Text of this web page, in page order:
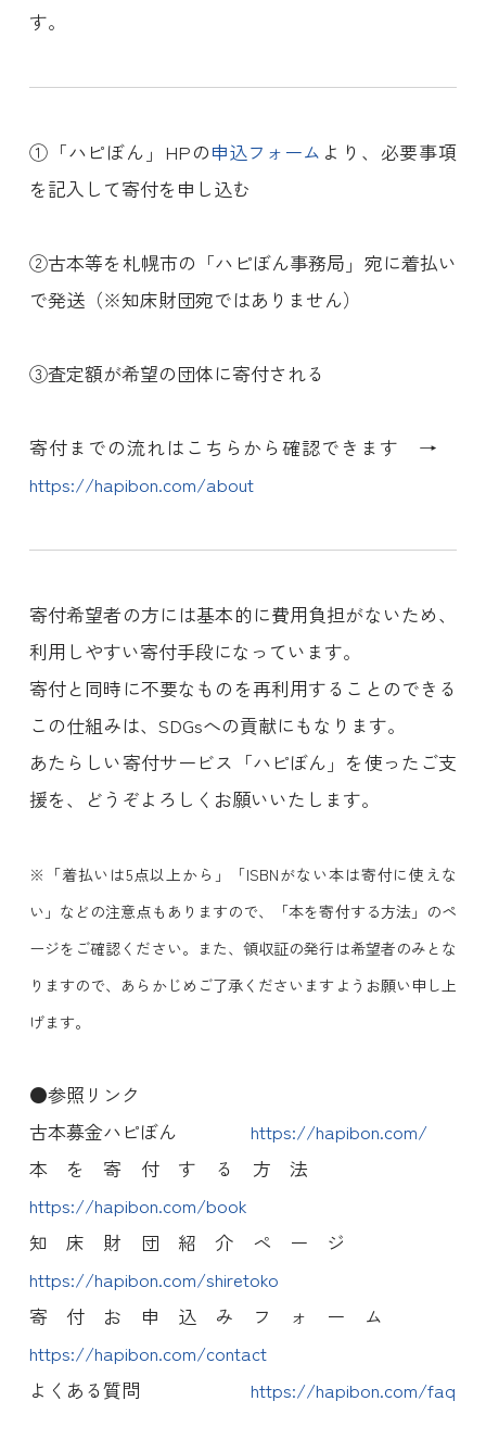
す。
①「ハピぼん」HPの申込フォーム より、必要事項
を記入して寄付を申し込む
②古本等を札幌市の「ハピぼん事務局」宛に着払い
で発送（※知床財団宛ではありません）
③査定額が希望の団体に寄付される
寄付までの流れはこちらから確認できます →
https://hapibon.com/about
寄付希望者の方には基本的に費用負担がないため、
利用しやすい寄付手段になっています。
寄付と同時に不要なものを再利用することのできる
この仕組みは、SDGsへの貢献にもなります。
あたらしい寄付サービス「ハピぼん」を使ったご支
援を、どうぞよろしくお願いいたします。
※「着払いは5点以上から」「ISBNがない本は寄付に使えな
い」などの注意点もありますので、「本を寄付する方法」のペ
ージをご確認ください。また、領収証の発行は希望者のみとな
りますので、あらかじめご了承くださいますようお願い申し上
げます。
●参照リンク
古本募金ハピぼん https://hapibon.com/
本を寄付する方法
https://hapibon.com/book
知床財団紹介ページ
https://hapibon.com/shiretoko
寄付お申込みフォーム
https://hapibon.com/contact
よくある質問 https://hapibon.com/faq